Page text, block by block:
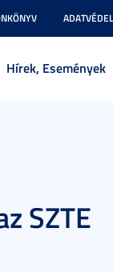
Hírek, Események
SZTE